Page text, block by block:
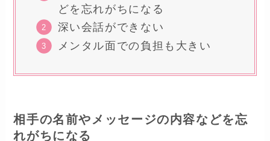
どを忘れがちになる
深い会話ができない
メンタル面での負担も大きい
相手の名前やメッセージの内容などを忘
れがちになる